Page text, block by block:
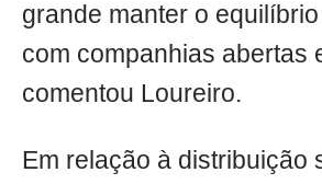
grande manter o
com companhias abertas
comentou Loureiro.
Em relação à distribuição